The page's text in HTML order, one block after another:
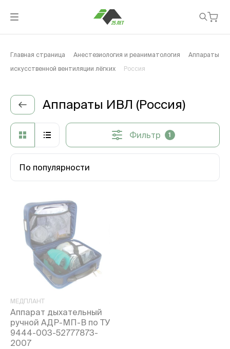
Главная страница Анестезиология и реаниматология Аппараты
искусственной вентиляции лёгких Россия
Аппараты ИВЛ (Россия)
Фильтр 1
По популярности
МЕДПЛАНТ
Аппарат дыхательный
ручной АДР-МП-В по ТУ
9444-003-52777873-
2007